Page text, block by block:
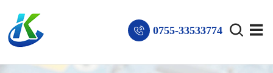
0755-33533774